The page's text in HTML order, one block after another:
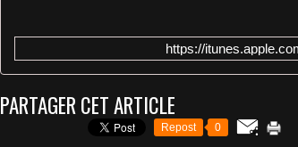
https://
PARTAGER CET ARTICLE
Repost 0